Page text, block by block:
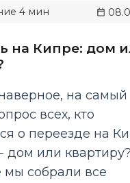
на Кипре: дом
на самый
всех, кто
о переезде на
дом или
мы собрали все